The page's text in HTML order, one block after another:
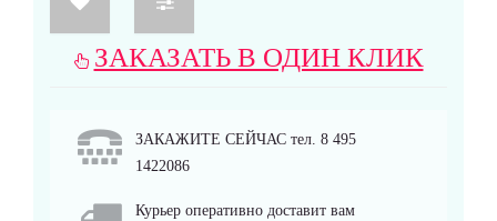
ЗАКАЗАТЬ В ОДИН КЛИК
ЗАКАЖИТЕ СЕЙЧАС тел. 8 495
1422086
Курьер оперативно доставит вам